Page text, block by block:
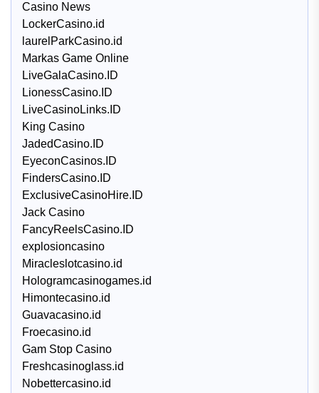
Casino News
LockerCasino.id
laurelParkCasino.id
Markas Game Online
LiveGalaCasino.ID
LionessCasino.ID
LiveCasinoLinks.ID
King Casino
JadedCasino.ID
EyeconCasinos.ID
FindersCasino.ID
ExclusiveCasinoHire.ID
Jack Casino
FancyReelsCasino.ID
explosioncasino
Miracleslotcasino.id
Hologramcasinogames.id
Himontecasino.id
Guavacasino.id
Froecasino.id
Gam Stop Casino
Freshcasinoglass.id
Nobettercasino.id